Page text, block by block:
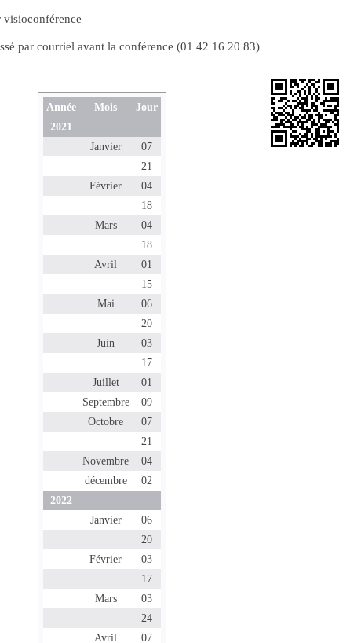
visioconférence
par courriel avant la conférence (01 42 16 20 83)
Année Mois
Jour
2021
Janvier
07
21
Février
04
18
Mars
04
18
Avril
01
15
Mai
06
20
Juin
03
17
Juillet
01
Septembre
09
Octobre
07
21
Novembre
04
décembre
02
2022
Janvier
06
20
Février
03
17
Mars
03
24
Avril
07